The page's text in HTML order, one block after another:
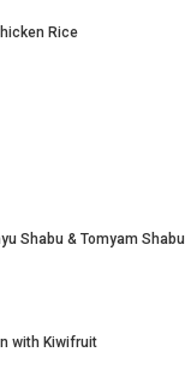
Rice
Shabu & Tomyam Shabu
with Kiwifruit